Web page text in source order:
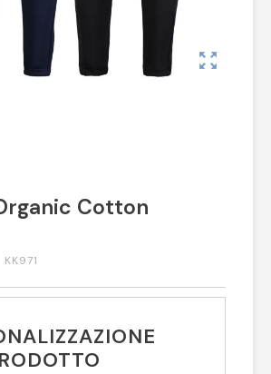
zoom_out_map
Cotton
KK971